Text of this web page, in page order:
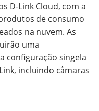
D-Link Cloud, com a
de consumo
na nuvem. As
uma
configuração singela
incluindo câmaras